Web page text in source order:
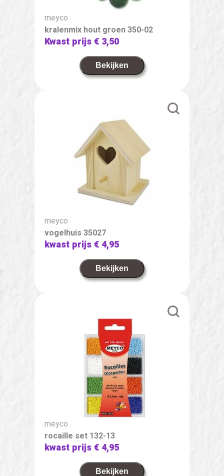
meyco
kralenmix hout groen 350-02
Kwast prijs€ 3,50
Bekijken
meyco
vogelhuis 35027
kwast prijs€ 4,95
Bekijken
meyco
rocaille set 132-13
kwast prijs€ 4,95
Bekijken